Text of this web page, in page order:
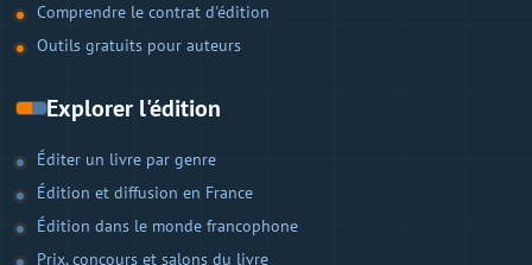
Comprendre le contrat d'édition
Outils gratuits pour auteurs
Explorer l'édition
Éditer un livre par genre
Édition et diffusion en France
Édition dans le monde francophone
Prix, concours et salons du livre